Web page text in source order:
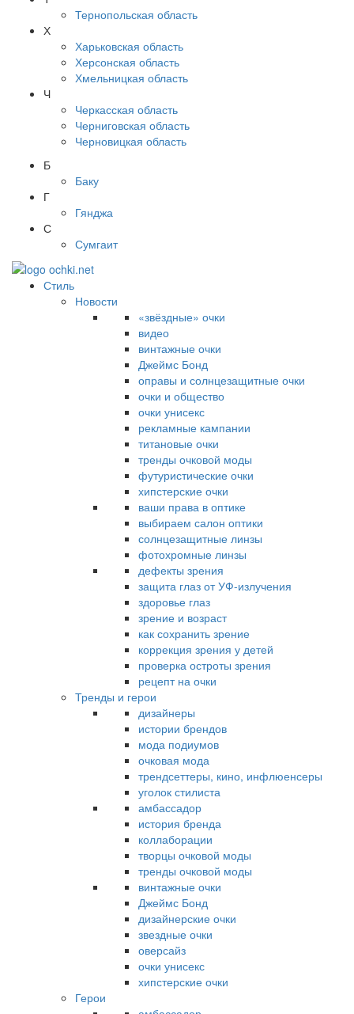
Тернопольская область
Х
Харьковская область
Херсонская область
Хмельницкая область
Ч
Черкасская область
Черниговская область
Черновицкая область
Б
Баку
Г
Гянджа
С
Сумгаит
Стиль
Новости
«звёздные» очки
видео
винтажные очки
Джеймс Бонд
оправы и солнцезащитные очки
очки и общество
очки унисекс
рекламные кампании
титановые очки
тренды очковой моды
футуристические очки
хипстерские очки
ваши права в оптике
выбираем салон оптики
солнцезащитные линзы
фотохромные линзы
дефекты зрения
защита глаз от УФ-излучения
здоровье глаз
зрение и возраст
как сохранить зрение
коррекция зрения у детей
проверка остроты зрения
рецепт на очки
Тренды и герои
дизайнеры
истории брендов
мода подиумов
очковая мода
трендсеттеры, кино, инфлюенсеры
уголок стилиста
амбассадор
история бренда
коллаборации
творцы очковой моды
тренды очковой моды
винтажные очки
Джеймс Бонд
дизайнерские очки
звездные очки
оверсайз
очки унисекс
хипстерские очки
Герои